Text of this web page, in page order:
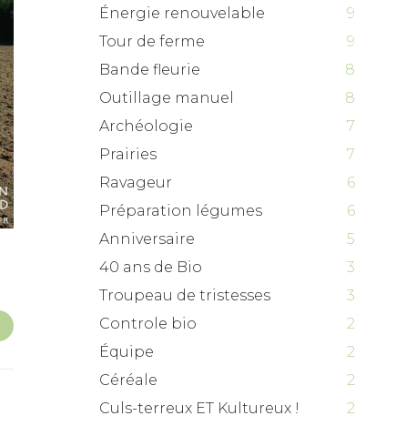
Énergie renouvelable
9
Tour de ferme
9
Bande fleurie
8
Outillage manuel
8
Archéologie
7
Prairies
7
Ravageur
6
Préparation légumes
6
Anniversaire
5
40 ans de Bio
3
Troupeau de tristesses
3
Controle bio
2
Équipe
2
Céréale
2
Culs-terreux ET Kultureux !
2